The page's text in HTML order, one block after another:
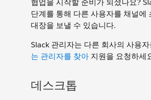
단계를 통해 다른 사용자를 채널
대장을 보낼 수 있습니다.
Slack 관리자는 다른 회사의 사용
는 관리자를 찾아 지원을 요청하세
데스크톱